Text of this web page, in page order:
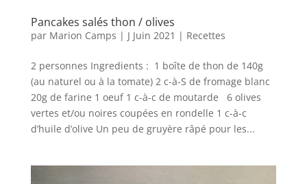
Pancakes salés thon / olives
par Marion Camps | J Juin 2021 | Recettes
2 personnes Ingredients : 1 boîte de thon de 140g
(au naturel ou à la tomate) 2 c-à-S de fromage blanc
20g de farine 1 oeuf 1 c-à-c de moutarde 6 olives
vertes et/ou noires coupées en rondelle 1 c-à-c
d’huile d’olive Un peu de gruyère râpé pour les...